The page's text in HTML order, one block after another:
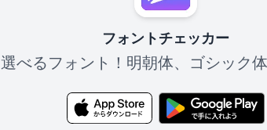
フォントチェッカー
選べるフォント！明朝体、ゴシック